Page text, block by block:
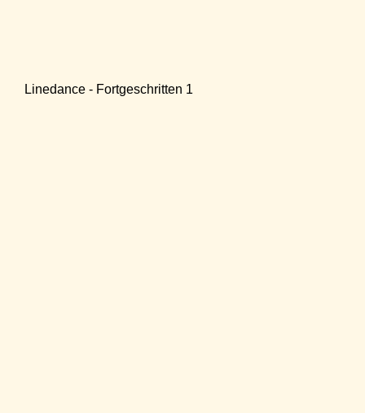
Linedance - Fortgeschritten 1